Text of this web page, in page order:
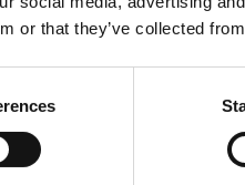
or that they’ve collected
De Nieuwe
volgens Islamitische
herkenbare plek
tussen